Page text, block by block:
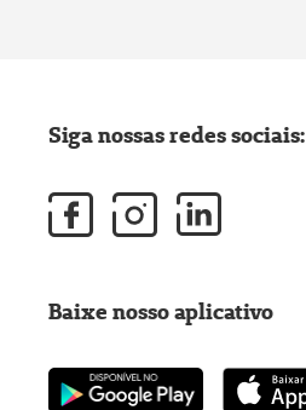
Siga nossas redes sociais:
Baixe nosso aplicativo